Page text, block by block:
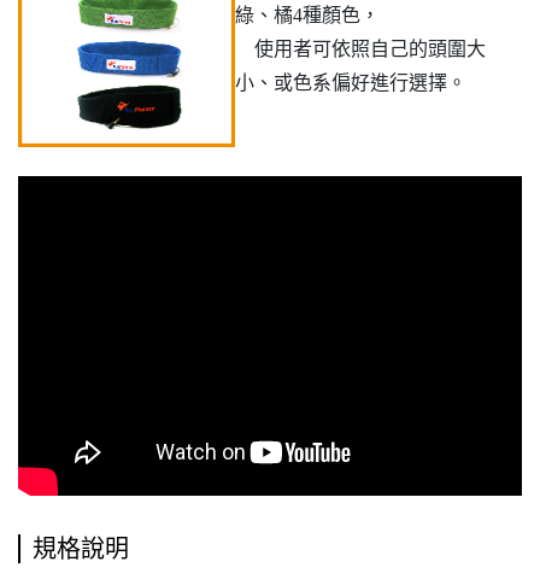
綠、橘4種顏色，
使用者可依照自己的頭圍大
小、或色系偏好進行選擇。
規格說明